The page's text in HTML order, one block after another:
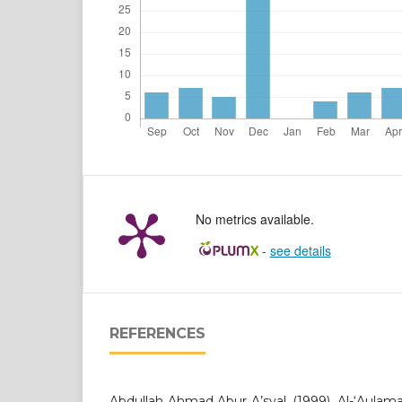
No metrics available.
- see details
REFERENCES